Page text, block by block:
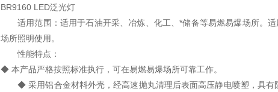
BR9160 LED泛光灯
适用范围：适用于石油开采、冶炼、化工、*储备等易燃易爆场所。
场所照明使用。
性能特点：
◆ 本产品严格按照标准执行，可在易燃易爆场所可靠工作。
◆ 采用铝合金材料外壳，经高速抛丸清理后表面高压静电喷塑，具